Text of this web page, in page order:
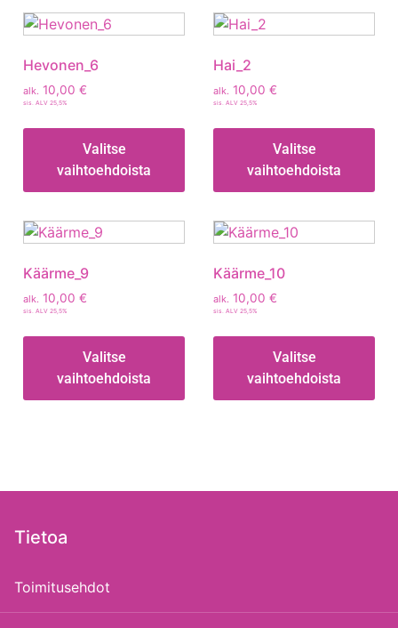
Hevonen_6
alk. 10,00 €
sis. ALV 25,5%
Valitse
vaihtoehdoista
Hai_2
alk. 10,00 €
sis. ALV 25,5%
Valitse
vaihtoehdoista
Käärme_9
alk. 10,00 €
sis. ALV 25,5%
Valitse
vaihtoehdoista
Käärme_10
alk. 10,00 €
sis. ALV 25,5%
Valitse
vaihtoehdoista
Tietoa
Toimitusehdot